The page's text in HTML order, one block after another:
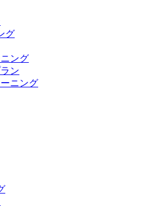
グ
ング
ン
ニング